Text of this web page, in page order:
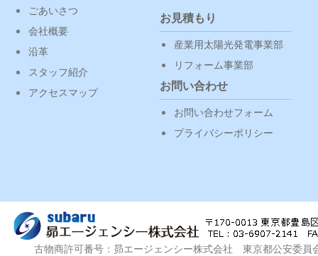
ごあいさつ
会社概要
沿革
スタッフ紹介
アクセスマップ
お見積もり
産業用太陽光発電事業部
リフォーム事業部
お問い合わせ
お問い合わせフォーム
プライバシーポリシー
古物商許可番号：昴エージェンシー株式会社 東京都公安委